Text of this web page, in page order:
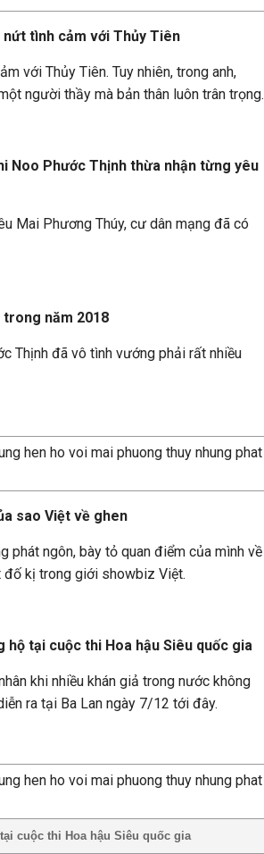
tình cảm với Thủy Tiên
với Thủy Tiên. Tuy nhiên, trong anh,
người thầy mà bản thân luôn trân trọng.
Noo Phước Thịnh thừa nhận từng yêu
Mai Phương Thúy, cư dân mạng đã có
trong năm 2018
Thịnh đã vô tình vướng phải rất nhiều
sao Việt về ghen
phát ngôn, bày tỏ quan điểm của mình về
đố kị trong giới showbiz Việt.
tại cuộc thi Hoa hậu Siêu quốc gia
khi nhiều khán giả trong nước không
ra tại Ba Lan ngày 7/12 tới đây.
cuộc thi Hoa hậu Siêu quốc gia